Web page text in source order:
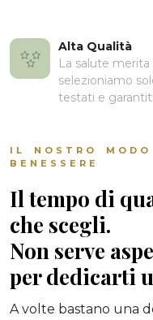
Alta Qualità
La salute
selezioniamo
testati e
IL NOSTRO
BENESSERE
Il tempo di
che scegli.
Non serve
per dedicarti
A volte bastano una